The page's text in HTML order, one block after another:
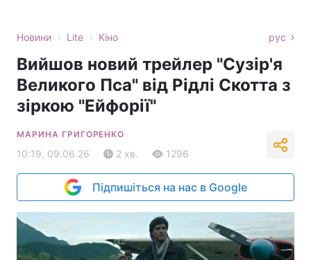
Новини › Lite › Кіно рус
Вийшов новий трейлер "Сузір'я
Великого Пса" від Рідлі Скотта з
зіркою "Ейфорії"
МАРИНА ГРИГОРЕНКО
10:19, 09.06.26 2 хв. 1296
Підпишіться на нас в Google